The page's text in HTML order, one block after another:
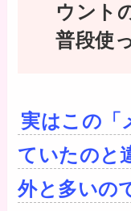
ウント
普段使
実はこの「
ていたのと
外と多いの